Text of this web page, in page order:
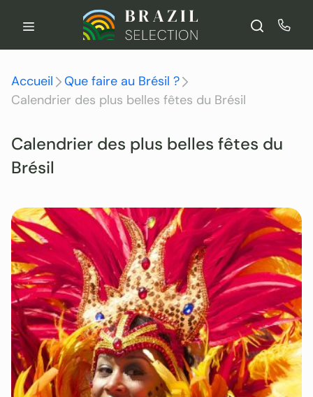
Calendrier des plus belles fêtes du
Brésil
Accueil
Que faire au Brésil ?
Calendrier des plus belles fêtes du Brésil